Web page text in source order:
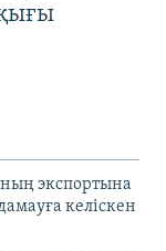
экспортына
келіскен